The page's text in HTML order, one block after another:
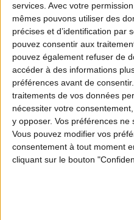
services. Avec votre
mêmes pouvons utiliser des
précises et d’identification par
pouvez consentir aux
pouvez également refuser de
accéder à des informations
préférences avant de consentir.
traitements de vos données
nécessiter votre
y opposer. Vos préférences ne
Vous pouvez modifier vos
consentement à tout moment
cliquant sur le bouton